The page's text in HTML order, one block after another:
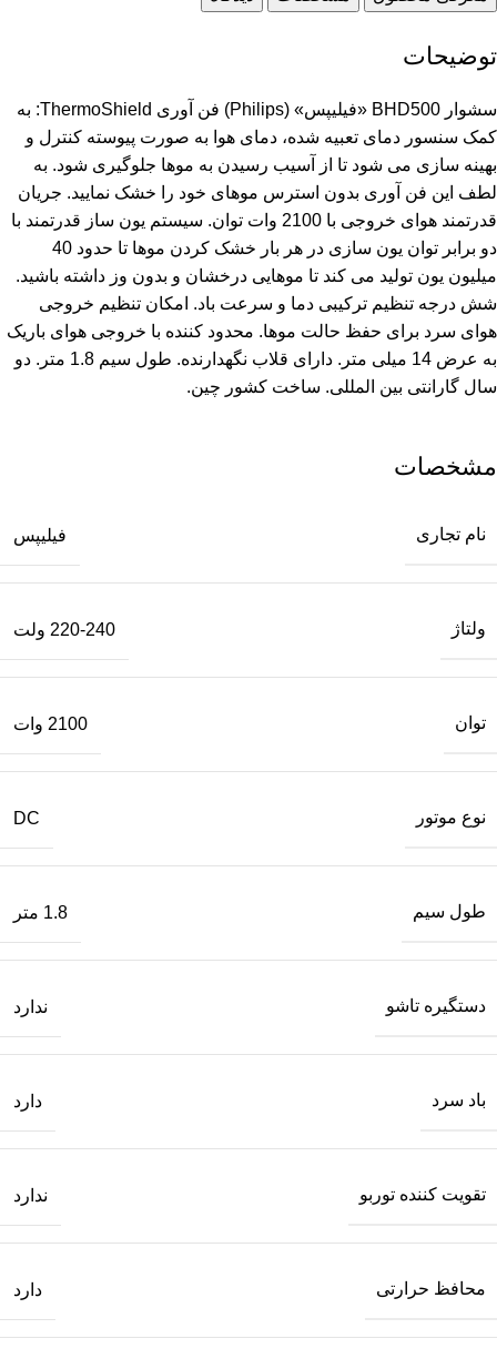
توضیحات
سشوار BHD500 «فیلیپس» (Philips) فن آوری ThermoShield: به
کمک سنسور دمای تعبیه شده، دمای هوا به صورت پیوسته کنترل و
بهینه سازی می شود تا از آسیب رسیدن به موها جلوگیری شود. به
لطف این فن آوری بدون استرس موهای خود را خشک نمایید. جریان
قدرتمند هوای خروجی با 2100 وات توان. سیستم یون ساز قدرتمند با
دو برابر توان یون سازی در هر بار خشک کردن موها تا حدود 40
میلیون یون تولید می کند تا موهایی درخشان و بدون وز داشته باشید.
شش درجه تنظیم ترکیبی دما و سرعت باد. امکان تنظیم خروجی
هوای سرد برای حفظ حالت موها. محدود کننده با خروجی هوای باریک
به عرض 14 میلی متر. دارای قلاب نگهدارنده. طول سیم 1.8 متر. دو
سال گارانتی بین المللی. ساخت کشور چین.
مشخصات
نام تجاری فیلیپس
ولتاژ 220-240 ولت
توان 2100 وات
نوع موتور DC
طول سیم 1.8 متر
دستگیره تاشو ندارد
باد سرد دارد
تقویت کننده توربو ندارد
محافظ حرارتی دارد